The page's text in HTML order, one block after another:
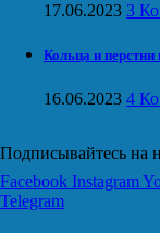
17.06.2023 3
Кольца и
16.06.2023 4
Подписывайтесь на
Facebook Instagram
Telegram